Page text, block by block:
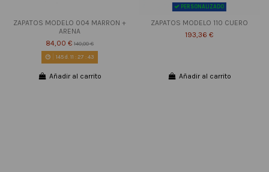
ZAPATOS MODELO 004 MARRON +
ARENA
84,00 € 140,00 €
145d. 11 :27 :42
Añadir al carrito
PERSONALIZADO
ZAPATOS MODELO 110 CUERO
193,36 €
Añadir al carrito